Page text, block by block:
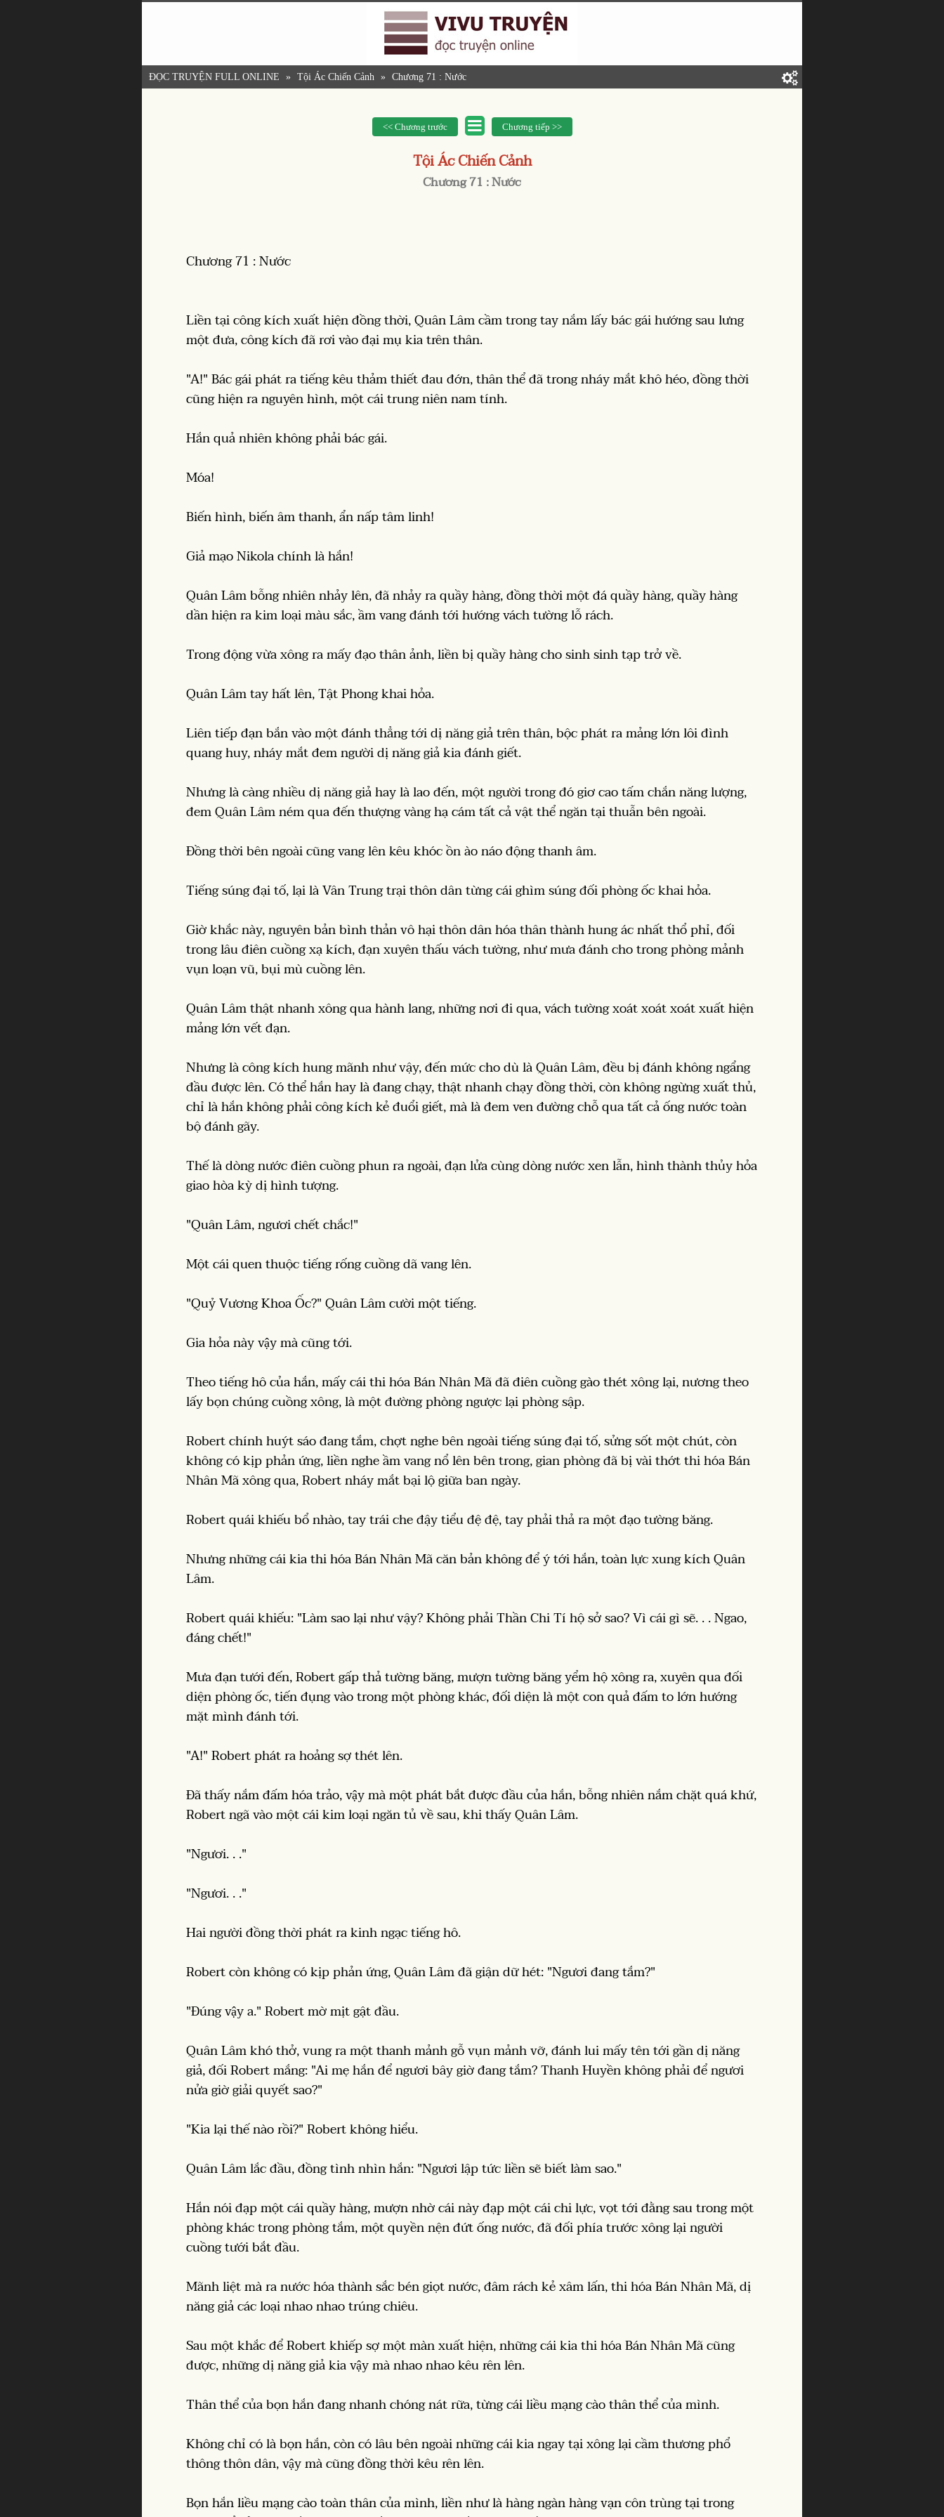
ĐỌC TRUYỆN FULL ONLINE » Tội Ác Chiến Cảnh » Chương 71 : Nước
<< Chương trước Chương tiếp >>
Tội Ác Chiến Cảnh
Chương 71 : Nước
Chương 71 : Nước
Liền tại công kích xuất hiện đồng thời, Quân Lâm cầm trong tay nắm lấy bác gái hướng sau lưng
một đưa, công kích đã rơi vào đại mụ kia trên thân.
"A!" Bác gái phát ra tiếng kêu thảm thiết đau đớn, thân thể đã trong nháy mắt khô héo, đồng thời
cũng hiện ra nguyên hình, một cái trung niên nam tính.
Hắn quả nhiên không phải bác gái.
Móa!
Biến hình, biến âm thanh, ẩn nấp tâm linh!
Giả mạo Nikola chính là hắn!
Quân Lâm bỗng nhiên nhảy lên, đã nhảy ra quầy hàng, đồng thời một đá quầy hàng, quầy hàng
dần hiện ra kim loại màu sắc, ầm vang đánh tới hướng vách tường lỗ rách.
Trong động vừa xông ra mấy đạo thân ảnh, liền bị quầy hàng cho sinh sinh tạp trở về.
Quân Lâm tay hất lên, Tật Phong khai hỏa.
Liên tiếp đạn bắn vào một đánh thẳng tới dị năng giả trên thân, bộc phát ra mảng lớn lôi đình
quang huy, nháy mắt đem người dị năng giả kia đánh giết.
Nhưng là càng nhiều dị năng giả hay là lao đến, một người trong đó giơ cao tấm chắn năng lượng,
đem Quân Lâm ném qua đến thượng vàng hạ cám tất cả vật thể ngăn tại thuẫn bên ngoài.
Đồng thời bên ngoài cũng vang lên kêu khóc ồn ào náo động thanh âm.
Tiếng súng đại tố, lại là Vân Trung trại thôn dân từng cái ghìm súng đối phòng ốc khai hỏa.
Giờ khắc này, nguyên bản bình thản vô hại thôn dân hóa thân thành hung ác nhất thổ phỉ, đối
trong lâu điên cuồng xạ kích, đạn xuyên thấu vách tường, như mưa đánh cho trong phòng mảnh
vụn loạn vũ, bụi mù cuồng lên.
Quân Lâm thật nhanh xông qua hành lang, những nơi đi qua, vách tường xoát xoát xoát xuất hiện
mảng lớn vết đạn.
Nhưng là công kích hung mãnh như vậy, đến mức cho dù là Quân Lâm, đều bị đánh không ngẩng
đầu được lên. Có thể hắn hay là đang chạy, thật nhanh chạy đồng thời, còn không ngừng xuất thủ,
chỉ là hắn không phải công kích kẻ đuổi giết, mà là đem ven đường chỗ qua tất cả ống nước toàn
bộ đánh gãy.
Thế là dòng nước điên cuồng phun ra ngoài, đạn lửa cùng dòng nước xen lẫn, hình thành thủy hỏa
giao hòa kỳ dị hình tượng.
"Quân Lâm, ngươi chết chắc!"
Một cái quen thuộc tiếng rống cuồng dã vang lên.
"Quỷ Vương Khoa Ốc?" Quân Lâm cười một tiếng.
Gia hỏa này vậy mà cũng tới.
Theo tiếng hô của hắn, mấy cái thi hóa Bán Nhân Mã đã điên cuồng gào thét xông lại, nương theo
lấy bọn chúng cuồng xông, là một đường phòng ngược lại phòng sập.
Robert chính huýt sáo đang tắm, chợt nghe bên ngoài tiếng súng đại tố, sửng sốt một chút, còn
không có kịp phản ứng, liền nghe ầm vang nổ lên bên trong, gian phòng đã bị vài thớt thi hóa Bán
Nhân Mã xông qua, Robert nháy mắt bại lộ giữa ban ngày.
Robert quái khiếu bổ nhào, tay trái che đậy tiểu đệ đệ, tay phải thả ra một đạo tường băng.
Nhưng những cái kia thi hóa Bán Nhân Mã căn bản không để ý tới hắn, toàn lực xung kích Quân
Lâm.
Robert quái khiếu: "Làm sao lại như vậy? Không phải Thần Chi Tí hộ sở sao? Vì cái gì sẽ. . . Ngao,
đáng chết!"
Mưa đạn tưới đến, Robert gấp thả tường băng, mượn tường băng yểm hộ xông ra, xuyên qua đối
diện phòng ốc, tiến đụng vào trong một phòng khác, đối diện là một con quả đấm to lớn hướng
mặt mình đánh tới.
"A!" Robert phát ra hoảng sợ thét lên.
Đã thấy nắm đấm hóa trảo, vậy mà một phát bắt được đầu của hắn, bỗng nhiên nắm chặt quá khứ,
Robert ngã vào một cái kim loại ngăn tủ về sau, khi thấy Quân Lâm.
"Ngươi. . ."
"Ngươi. . ."
Hai người đồng thời phát ra kinh ngạc tiếng hô.
Robert còn không có kịp phản ứng, Quân Lâm đã giận dữ hét: "Ngươi đang tắm?"
"Đúng vậy a." Robert mờ mịt gật đầu.
Quân Lâm khó thở, vung ra một thanh mảnh gỗ vụn mảnh vỡ, đánh lui mấy tên tới gần dị năng
giả, đối Robert mắng: "Ai mẹ hắn để ngươi bây giờ đang tắm? Thanh Huyền không phải để ngươi
nửa giờ giải quyết sao?"
"Kia lại thế nào rồi?" Robert không hiểu.
Quân Lâm lắc đầu, đồng tình nhìn hắn: "Ngươi lập tức liền sẽ biết làm sao."
Hắn nói đạp một cái quầy hàng, mượn nhờ cái này đạp một cái chi lực, vọt tới đằng sau trong một
phòng khác trong phòng tắm, một quyền nện đứt ống nước, đã đối phía trước xông lại người
cuồng tưới bắt đầu.
Mãnh liệt mà ra nước hóa thành sắc bén giọt nước, đâm rách kẻ xâm lấn, thi hóa Bán Nhân Mã, dị
năng giả các loại nhao nhao trúng chiêu.
Sau một khắc để Robert khiếp sợ một màn xuất hiện, những cái kia thi hóa Bán Nhân Mã cũng
được, những dị năng giả kia vậy mà nhao nhao kêu rên lên.
Thân thể của bọn hắn đang nhanh chóng nát rữa, từng cái liều mạng cào thân thể của mình.
Không chỉ có là bọn hắn, còn có lâu bên ngoài những cái kia ngay tại xông lại cầm thương phổ
thông thôn dân, vậy mà cũng đồng thời kêu rên lên.
Bọn hắn liều mạng cào toàn thân của mình, liền như là hàng ngàn hàng vạn côn trùng tại trong